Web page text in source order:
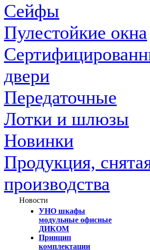
Сейфы
Пулестойкие окна
двери
Передаточные
Лотки и шлюзы
Новинки
Продукция,
производства
Новости
УНО шкафы
модульные офисные
ДИКОМ
Принцип
комплектации